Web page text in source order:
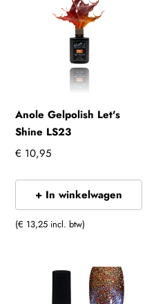
Anole Gelpolish Let's
Shine LS23
€ 10,95
+ In winkelwagen
(€ 13,25 incl. btw)